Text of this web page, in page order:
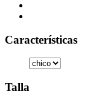
Características
Talla